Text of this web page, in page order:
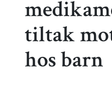
tiltak
hos barn